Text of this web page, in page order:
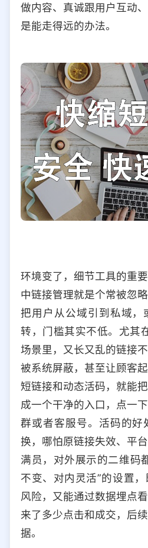
做内容、真诚跟用户互动
是能走得远的办法。
环境变了，细节工具的重
中链接管理就是个常被忽
把用户从公域引到私域，
转，门槛其实不低。尤其
场景里，又长又乱的链接
被系统屏蔽，甚至让顾客
短链接和动态活码，就能
成一个干净的入口，点一
群或者客服号。活码的好
换，哪怕原链接失效、平
满员，对外展示的二维码
不变、对内灵活”的设置
风险，又能通过数据埋点
来了多少点击和成交，后
据。